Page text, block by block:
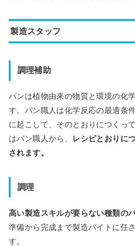
製造スタッフ
調理補助
パンは植物由来の物質と環境の化
す。パン職人は化学反応の最適条
に起こして、そのとおりにつくっ
はパン職人から、 レシピとおりに
されます。
調理
高い製造スキルが要らない種類の
準備から完成まで製造バイトに任
す。